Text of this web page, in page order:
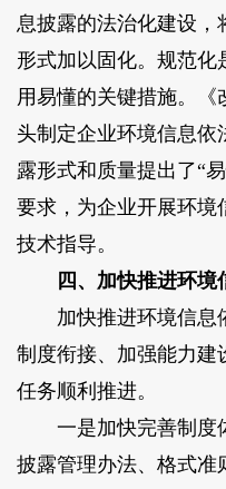
息披露的法治化建设，
形式加以固化。规范
用易懂的关键措施。《
头制定企业环境信息依
露形式和质量提出了“
要求，为企业开展环境
技术指导。
四、加快推进环境
加快推进环境信息
制度衔接、加强能力建
任务顺利推进。
一是加快完善制度
披露管理办法、格式准